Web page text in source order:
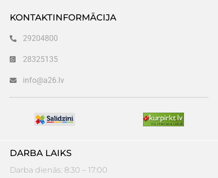
KONTAKTINFORMĀCIJA
29204800
28325135
info@a26.lv
DARBA LAIKS
Darba dienās: 8:30 – 17:00